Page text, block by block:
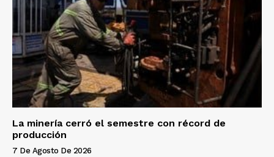
La minería cerró el semestre con récord de
producción
7 De Agosto De 2026